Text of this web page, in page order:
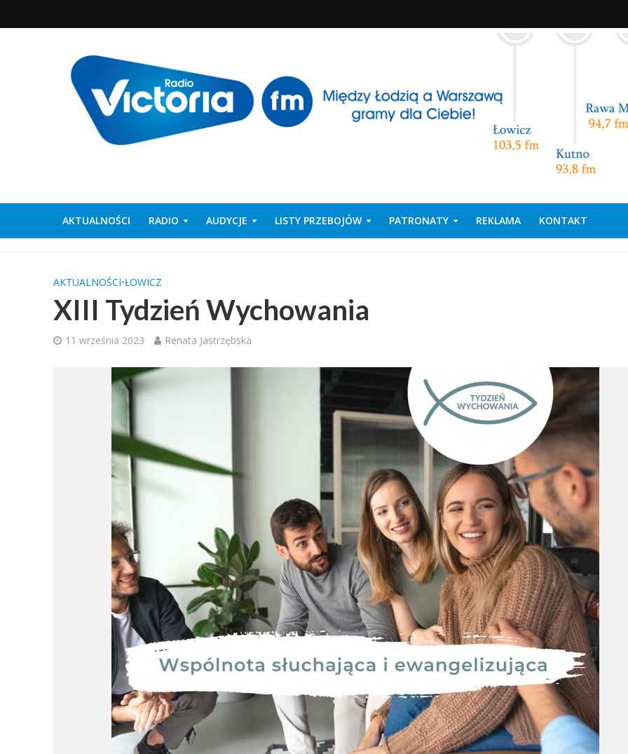
AKTUALNOŚCI RADIO AUDYCJE LISTY PRZEBOJÓW PATRONATY REKLAMA KONTAKT
AKTUALNOŚCI•ŁOWICZ
XIII Tydzień Wychowania
11 września 2023 Renata Jastrzębska